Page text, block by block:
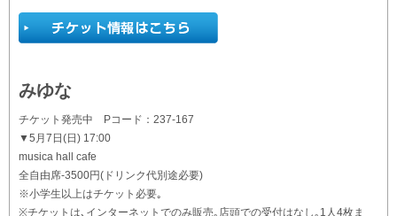
みゆな
チケット発売中 Pコード：237-167
▼5月7日(日) 17:00
musica hall cafe
全自由席-3500円(ドリンク代別途必要)
※小学生以上はチケット必要｡
※チケットは､インターネットでのみ販売｡店頭での受付はなし｡1人4枚ま